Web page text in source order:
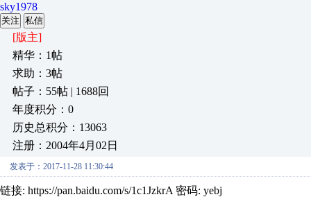
sky1978
关注 私信
[版主]
精华：1帖
求助：3帖
帖子：55帖 | 1688回
年度积分：0
历史总积分：13063
注册：2004年4月02日
发表于：2017-11-28 11:30:44
链接: https://pan.baidu.com/s/1c1JzkrA 密码: yebj